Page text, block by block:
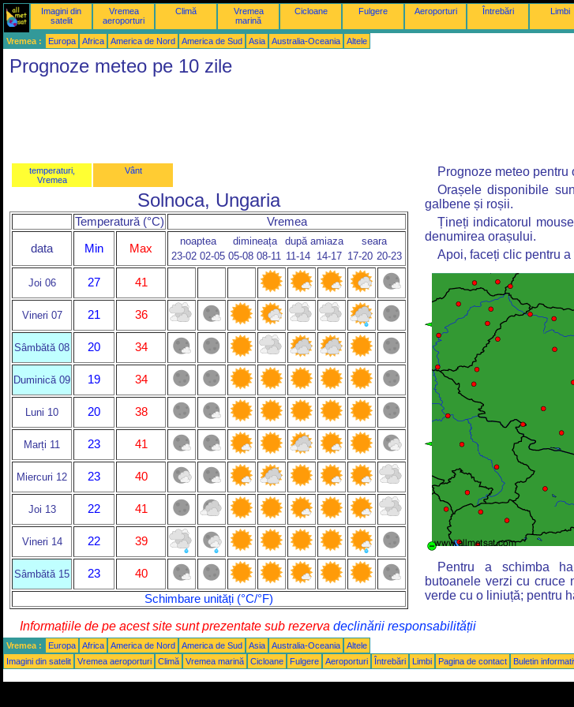
Imagini din
satelit
Vremea
aeroporturi
Climă
Vremea
marină
Cicloane Fulgere Aeroporturi Întrebări Limbi
Vremea : Europa Africa America de Nord America de Sud Asia Australia-Oceania Altele
Prognoze meteo pe 10 zile
temperaturi,
Vremea
Vânt
Solnoca, Ungaria
Temperatură (°C) Vremea
data Min Max
noaptea dimineața după amiaza
seara
23-02 02-05 05-08 08-11 11-14 14-17 17-20 20-23
Joi 06 27 41
Vineri 07 21 36
Sâmbătă 08 20 34
Duminică 09 19 34
Luni 10 20 38
Marți 11 23 41
Miercuri 12 23 40
Joi 13 22 41
Vineri 14 22 39
Sâmbătă 15 23
40
Schimbare unități (°C/°F)
Prognoze meteo
Orașele disponibile
galbene și roșii.
Țineți indicatorul
denumirea orașului.
Apoi, faceți clic pentru
Pentru a schimba
butoanele verzi cu cruce
verde cu o liniuță; pentru
Informațiile de pe acest site sunt prezentate sub rezerva declinării responsabilității
Vremea : Europa Africa America de Nord America de Sud Asia Australia-Oceania
Altele
Imagini din satelit
Vremea aeroporturi Climă Vremea marină Cicloane Fulgere Aeroporturi Întrebări Limbi Pagina de contact Buletin